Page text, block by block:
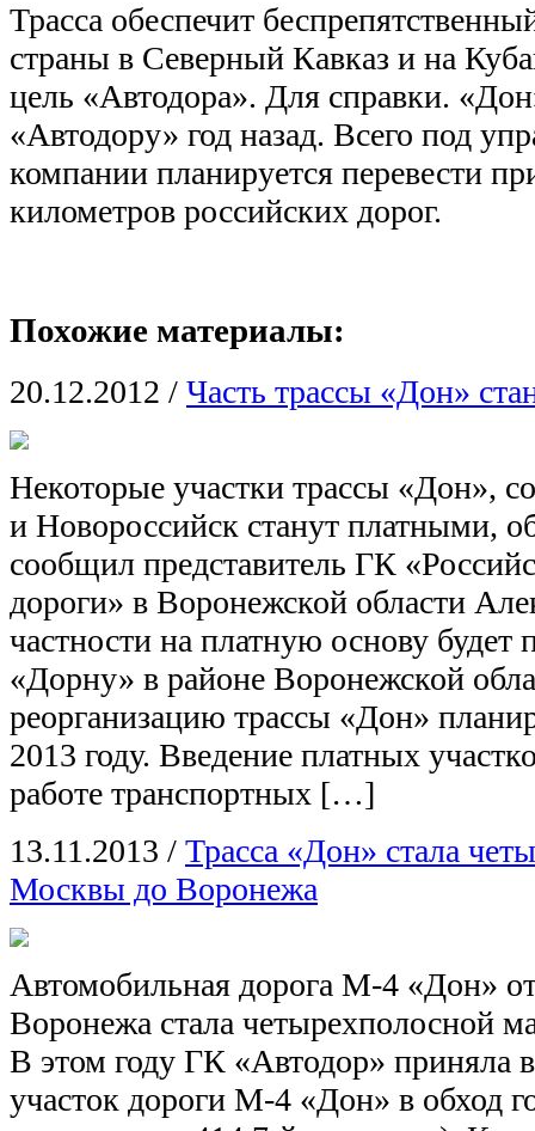
Трасса обеспечит
страны в Северный Кавказ и на
цель «Автодора». Для справки.
«Автодору» год назад. Всего под
компании планируется перевести
километров российских дорог.
Похожие материалы:
20.12.2012 / Часть трассы «Дон»
Некоторые участки трассы «Дон»,
и Новороссийск станут платными,
сообщил представитель ГК
дороги» в Воронежской области
частности на платную основу будет
«Дорну» в районе Воронежской
реорганизацию трассы «Дон»
2013 году. Введение платных
работе транспортных […]
13.11.2013 / Трасса «Дон» стала
Москвы до Воронежа
Автомобильная дорога М-4 «Дон»
Воронежа стала четырехполосной
В этом году ГК «Автодор» приняла
участок дороги М-4 «Дон» в обход